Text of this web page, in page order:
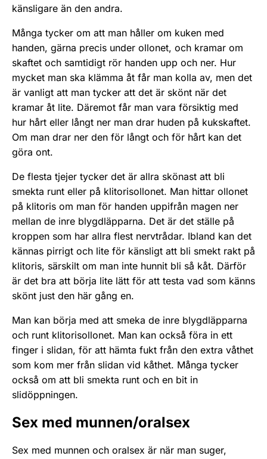
känsligare än den andra.
Många tycker om att man håller om kuken med
handen, gärna precis under ollonet, och kramar om
skaftet och samtidigt rör handen upp och ner. Hur
mycket man ska klämma åt får man kolla av, men det
är vanligt att man tycker att det är skönt när det
kramar åt lite. Däremot får man vara försiktig med
hur hårt eller långt ner man drar huden på kukskaftet.
Om man drar ner den för långt och för hårt kan det
göra ont.
De flesta tjejer tycker det är allra skönast att bli
smekta runt eller på klitorisollonet. Man hittar ollonet
på klitoris om man för handen uppifrån magen ner
mellan de inre blygdläpparna. Det är det ställe på
kroppen som har allra flest nervtrådar. Ibland kan det
kännas pirrigt och lite för känsligt att bli smekt rakt på
klitoris, särskilt om man inte hunnit bli så kåt. Därför
är det bra att börja lite lätt för att testa vad som känns
skönt just den här gång­ en.
Man kan börja med att smeka de inre blygdläpparna
och runt klitorisollonet. Man kan också föra in ett
finger i slidan, för att hämta fukt från den extra våthet
som kom­ mer från slidan vid kåthet. Många tycker
också om att bli smekta runt och en bit in
slidöppningen.
Sex med munnen/oralsex
Sex med munnen och oralsex är när man suger,